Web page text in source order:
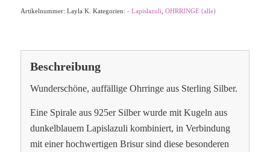
Artikelnummer: Layla K. Kategorien: - Lapislazuli OHRRINGE (alle)
Beschreibung
Wunderschöne, auffällige Ohrringe aus Sterling Silber.
Eine Spirale aus 925er Silber wurde mit Kugeln aus
dunkelblauem Lapislazuli kombiniert, in Verbindung
mit einer hochwertigen Brisur sind diese besonderen